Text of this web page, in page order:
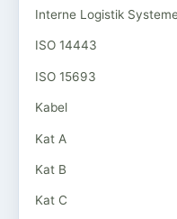
Interne Logistik
ISO 14443
ISO 15693
Kabel
Kat A
Kat B
Kat C